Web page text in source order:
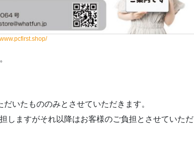
いたもののみとさせていただきます。
しますがそれ以降はお客様のご負担とさせていただ